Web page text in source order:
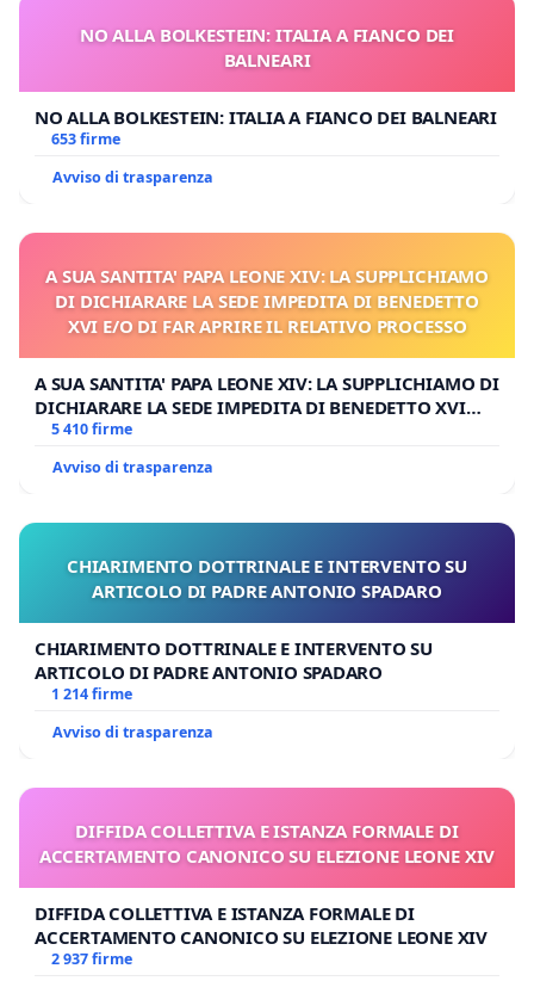
NO ALLA BOLKESTEIN: ITALIA A FIANCO DEI
BALNEARI
NO ALLA BOLKESTEIN: ITALIA A FIANCO DEI BALNEARI
653 firme
Avviso di trasparenza
A SUA SANTITA' PAPA LEONE XIV: LA SUPPLICHIAMO
DI DICHIARARE LA SEDE IMPEDITA DI BENEDETTO
XVI E/O DI FAR APRIRE IL RELATIVO PROCESSO
A SUA SANTITA' PAPA LEONE XIV: LA SUPPLICHIAMO DI
DICHIARARE LA SEDE IMPEDITA DI BENEDETTO XVI
E/O DI FAR APRIRE IL RELATIVO PROCESSO
5 410 firme
Avviso di trasparenza
CHIARIMENTO DOTTRINALE E INTERVENTO SU
ARTICOLO DI PADRE ANTONIO SPADARO
CHIARIMENTO DOTTRINALE E INTERVENTO SU
ARTICOLO DI PADRE ANTONIO SPADARO
1 214 firme
Avviso di trasparenza
DIFFIDA COLLETTIVA E ISTANZA FORMALE DI
ACCERTAMENTO CANONICO SU ELEZIONE LEONE XIV
DIFFIDA COLLETTIVA E ISTANZA FORMALE DI
ACCERTAMENTO CANONICO SU ELEZIONE LEONE XIV
2 937 firme